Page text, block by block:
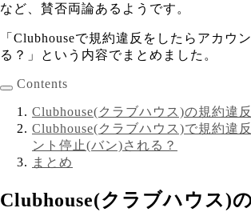
など、賛否両論あるようです。
「Clubhouseで規約違反をしたらアカウ
る？」という内容でまとめました。
Contents
Clubhouse(クラブハウス)の規約違
Clubhouse(クラブハウス)で規約違
ント停止(バン)される？
まとめ
Clubhouse(クラブハウス)